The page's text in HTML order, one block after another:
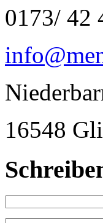
0173/ 42
16548